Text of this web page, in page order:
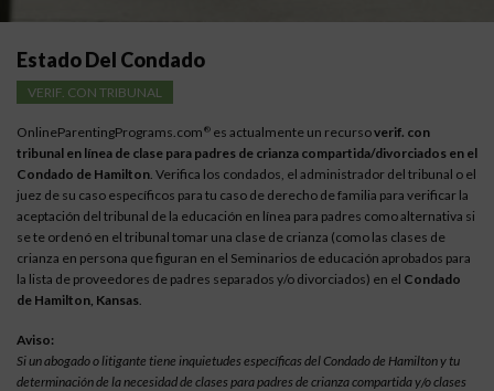
Estado Del Condado
VERIF. CON TRIBUNAL
OnlineParentingPrograms.com ® es actualmente un recursoverif. con
tribunal en línea de clase para padres de crianza compartida/divorciados en el
Condado de Hamilton. Verifica los condados, el administrador del tribunal o el
juez de su caso específicos para tu caso de derecho de familia para verificar la
aceptación del tribunal de la educación en línea para padres como alternativa si
se te ordenó en el tribunal tomar una clase de crianza (como las clases de
crianza en persona que figuran en el Seminarios de educación aprobados para
la lista de proveedores de padres separados y/o divorciados) en el Condado
de Hamilton, Kansas.
Aviso:
Si un abogado o litigante tiene inquietudes específicas del Condado de Hamilton y tu
determinación de la necesidad de clases para padres de crianza compartida y/o clases